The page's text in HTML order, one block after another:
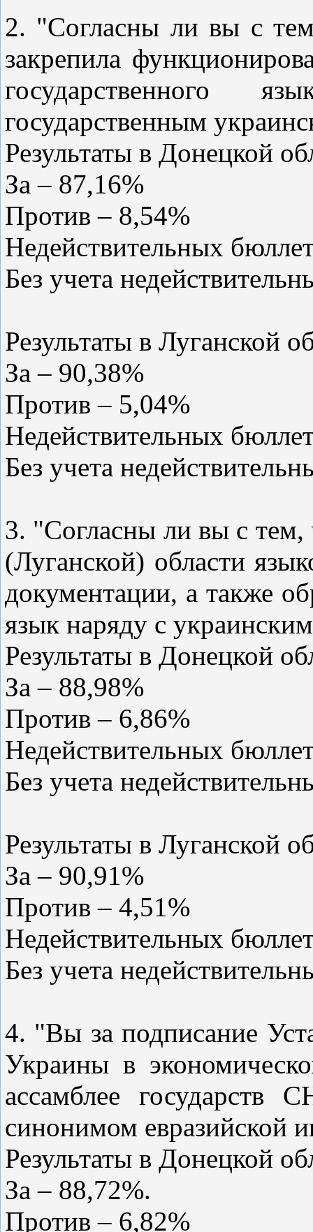
2. "Согласны ли вы с
закрепила
государственного
государственным
Результаты в Донецкой
За – 87,16%
Против – 8,54%
Недействительных
Без учета
Результаты в Луганской
За – 90,38%
Против – 5,04%
Недействительных
Без учета
3. "Согласны ли вы с
(Луганской) области
документации, а также
язык наряду с
Результаты в Донецкой
За – 88,98%
Против – 6,86%
Недействительных
Без учета
Результаты в Луганской
За – 90,91%
Против – 4,51%
Недействительных
Без учета
4. "Вы за подписание
Украины в
ассамблее
синонимом евразийской
Результаты в Донецкой
За – 88,72%.
Против – 6,82%